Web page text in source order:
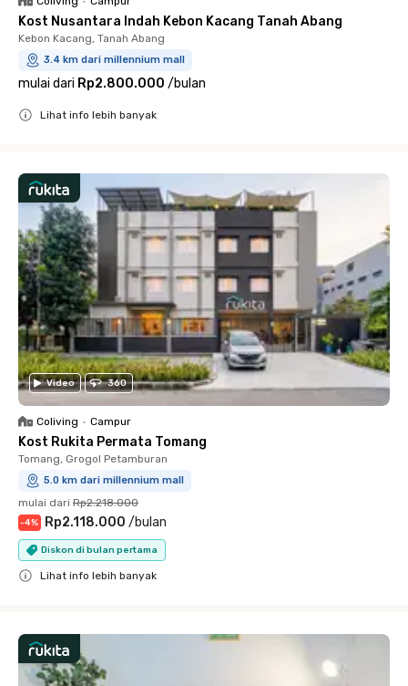
Kost Nusantara Indah Kebon Kacang Tanah Abang
Kebon Kacang, Tanah Abang
3.4 km dari millennium mall
mulai dari Rp2.800.000 /bulan
Lihat info lebih banyak
Video 360
Coliving • Campur
Kost Rukita Permata Tomang
Tomang, Grogol Petamburan
5.0 km dari millennium mall
mulai dari Rp2.218.000
-4% Rp2.118.000 /bulan
Diskon di bulan pertama
Lihat info lebih banyak